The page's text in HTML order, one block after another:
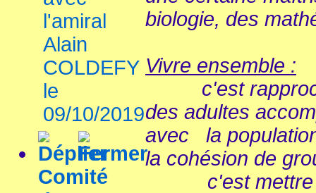
l'amiral
Alain
COLDEFY
le
09/10/2019
Comité
biologie, des
Vivre ensemble :
c'est
des adultes
avec la
la cohésion de
c'est mettre